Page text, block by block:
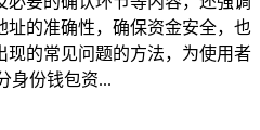
址的准确性，确保资金安全，也
现的常见问题的方法，为使用者
身份钱包资...